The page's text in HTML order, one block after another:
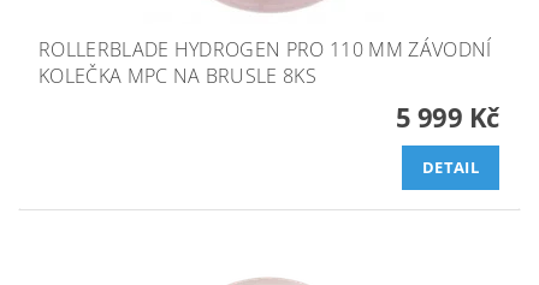
ROLLERBLADE HYDROGEN PRO 110 MM ZÁVODNÍ
KOLEČKA MPC NA BRUSLE 8KS
5 999 Kč
DETAIL